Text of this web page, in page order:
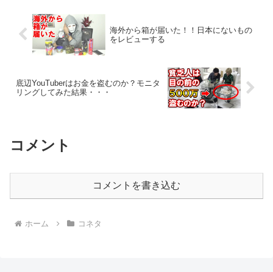
海外から箱が届いた！！日本にないもの
をレビューする
底辺YouTuberはお金を盗むのか？モニタ
リングしてみた結果・・・
コメント
コメントを書き込む
ホーム コネタ